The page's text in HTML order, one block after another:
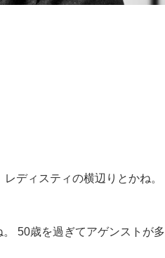
ディスティの横辺りとかね。
50歳を過ぎてアゲンストが多